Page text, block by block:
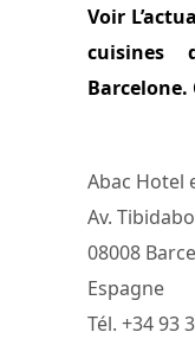
Voir
cuisines
Barcelone.
Abac Hotel
Av.
08008
Espagne
Tél. +34 93